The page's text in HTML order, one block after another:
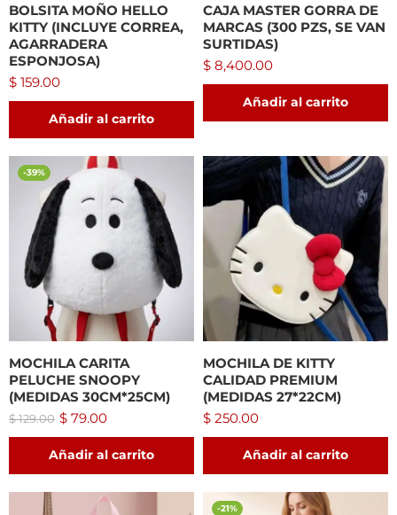
BOLSITA MOÑO HELLO
KITTY (INCLUYE CORREA,
AGARRADERA
ESPONJOSA)
$ 159.00
Añadir al carrito
CAJA MASTER GORRA DE
MARCAS (300 PZS, SE VAN
SURTIDAS)
$ 8,400.00
Añadir al carrito
-39%
MOCHILA CARITA
PELUCHE SNOOPY
(MEDIDAS 30CM*25CM)
$129.00 $ 79.00
Añadir al carrito
MOCHILA DE KITTY
CALIDAD PREMIUM
(MEDIDAS 27*22CM)
$ 250.00
Añadir al carrito
-21%